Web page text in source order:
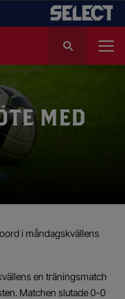
k
MED
i måndagskvällens
en träningsmatch
Matchen slutade 0-0